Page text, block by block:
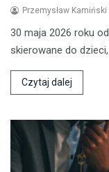
Przemysław Kamiński
30 maja 2026 roku
skierowane do
Czytaj dalej